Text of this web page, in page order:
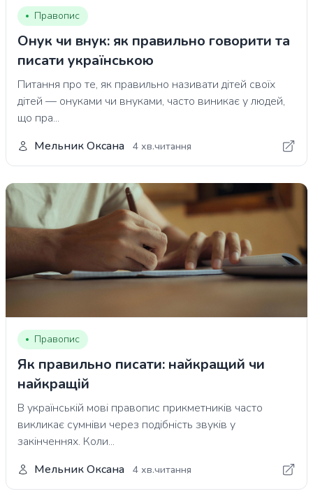
Правопис
Онук чи внук: як правильно говорити та
писати українською
Питання про те, як правильно називати дітей своїх
дітей — онуками чи внуками, часто виникає у людей,
що пра...
Мельник Оксана
4 хв.читання
Правопис
Як правильно писати: найкращий чи
найкращій
В українській мові правопис прикметників часто
викликає сумніви через подібність звуків у
закінченнях. Коли...
Мельник Оксана
4 хв.читання